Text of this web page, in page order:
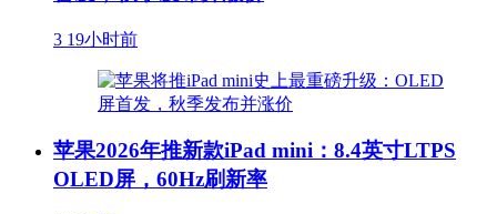
3 19小时前
苹果2026年推新款iPad mini：8.4英寸LTPS
OLED屏，60Hz刷新率